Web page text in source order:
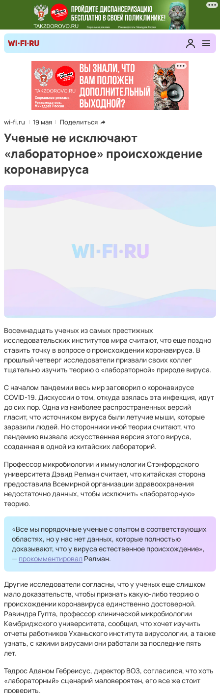
wi-fi.ru 19 мая Поделиться
Ученые не исключают
«лабораторное» происхождение
коронавируса
Восемнадцать ученых из самых престижных
исследовательских институтов мира считают, что еще поздно
ставить точку в вопросе о происхождении коронавируса. В
прошлый четверг исследователи призвали своих коллег
тщательно изучить теорию о «лабораторной» природе вируса.
С началом пандемии весь мир заговорил о коронавирусе
COVID-19. Дискуссии о том, откуда взялась эта инфекция, идут
до сих пор. Одна из наиболее распространенных версий
гласит, что источником вируса были летучие мыши, которые
заразили людей. Но сторонники иной теории считают, что
пандемию вызвала искусственная версия этого вируса,
созданная в одной из китайских лабораторий.
Профессор микробиологии и иммунологии Стэнфордского
университета Дэвид Релман считает, что китайская сторона
предоставила Всемирной организации здравоохранения
недостаточно данных, чтобы исключить «лабораторную»
теорию.
«Все мы порядочные ученые с опытом в соответствующих
областях, но у нас нет данных, которые полностью
доказывают, что у вируса естественное происхождение»,
— прокомментировал Релман.
Другие исследователи согласны, что у ученых еще слишком
мало доказательств, чтобы признать какую-либо теорию о
происхождении коронавируса единственно достоверной.
Равиндра Гупта, профессор клинической микробиологии
Кембриджского университета, сообщил, что хочет изучить
отчеты работников Уханьского института вирусологии, а также
узнать, с какими вирусами они работали за последние пять
лет.
Тедрос Аданом Гебреисус, директор ВОЗ, согласился, что хоть
«лабораторный» сценарий маловероятен, его все же стоит
проверить.